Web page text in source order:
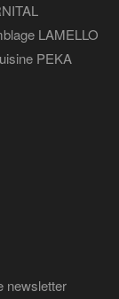
LAMELLO
PEKA
newsletter